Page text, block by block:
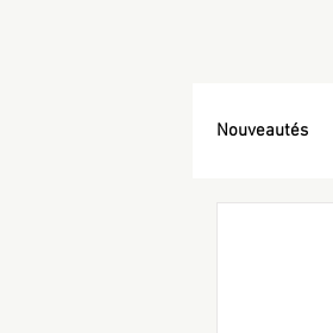
Nouveautés